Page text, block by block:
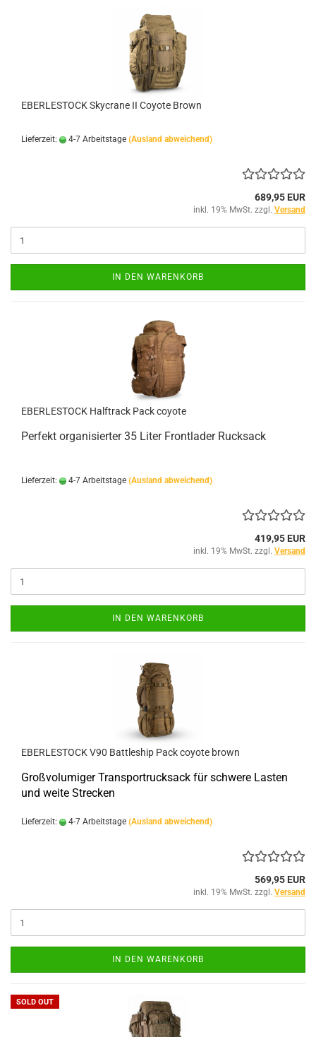
EBERLESTOCK Skycrane II Coyote Brown
Lieferzeit: 4-7 Arbeitstage (Ausland abweichend)
689,95 EUR
inkl. 19% MwSt. zzgl. Versand
IN DEN WARENKORB
EBERLESTOCK Halftrack Pack coyote
Perfekt organisierter 35 Liter Frontlader Rucksack
Lieferzeit: 4-7 Arbeitstage (Ausland abweichend)
419,95 EUR
inkl. 19% MwSt. zzgl. Versand
IN DEN WARENKORB
EBERLESTOCK V90 Battleship Pack coyote brown
Großvolumiger Transportrucksack für schwere Lasten
und weite Strecken
Lieferzeit: 4-7 Arbeitstage (Ausland abweichend)
569,95 EUR
inkl. 19% MwSt. zzgl. Versand
IN DEN WARENKORB
SOLD OUT